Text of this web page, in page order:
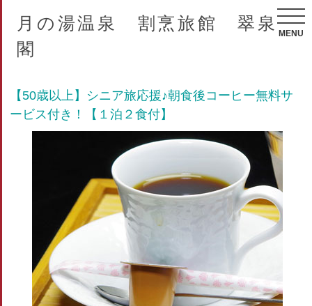
月の湯温泉 割烹旅館 翠泉
閣
MENU
【50歳以上】シニア旅応援♪朝食後コーヒー無料サ
ービス付き！【１泊２食付】